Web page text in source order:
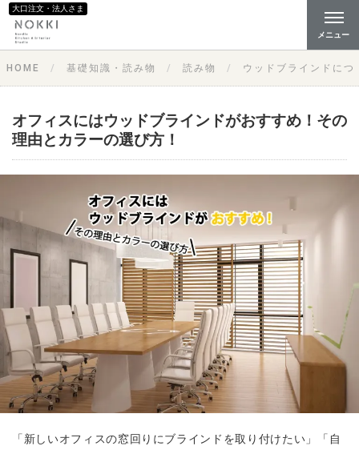
大口注文・法人さま
メニュー
HOME 基礎知識・読み物 読み物 ウッドブラインドにつ
オフィスにはウッドブラインドがおすすめ！その
理由とカラーの選び方！
「新しいオフィスの窓回りにブラインドを取り付けたい」「自